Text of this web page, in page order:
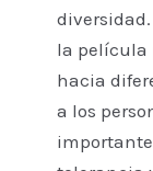
la película
hacia
a los